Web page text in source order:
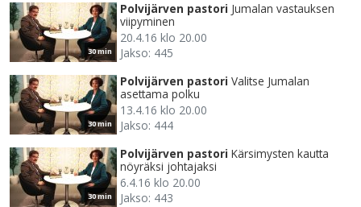
30 min
Polvijärven pastori Jumalan vastauksen
viipyminen
20.4.16 klo 20.00
Jakso: 445
30 min
Polvijärven pastori Valitse Jumalan
asettama polku
13.4.16 klo 20.00
Jakso: 444
30 min
Polvijärven pastori Kärsimysten kautta
nöyräksi johtajaksi
6.4.16 klo 20.00
Jakso: 443